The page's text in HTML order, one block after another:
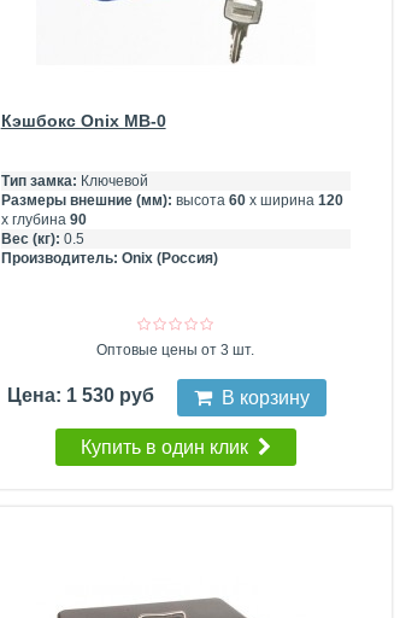
Кэшбокс Onix MB-0
Тип замка: Ключевой
Размеры внешние (мм): высота 60х ширина 120
х глубина 90
Вес (кг): 0.5
Производитель: Onix (Россия)
Оптовые цены от 3 шт.
Цена: 1 530 руб В корзину
Купить в один клик